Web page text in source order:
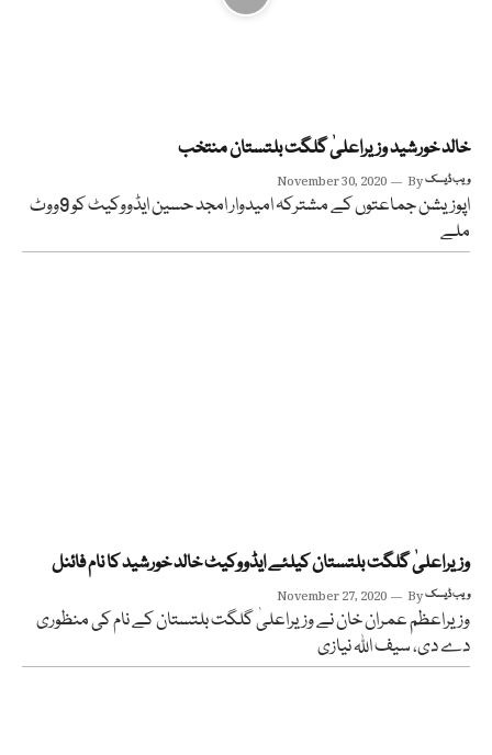
خالد خورشید وزیراعلیٰ گلگت بلتستان منتخب
November 30, 2020 Byویب ڈیسک
اپوزیشن جماعتوں کے مشترکہ امیدوار امجد حسین ایڈووکیٹ کو 9ووٹ
ملے
وزیراعلیٰ گلگت بلتستان کیلئے ایڈووکیٹ خالد خورشید کا نام فائنل
November 27, 2020 Byویب ڈیسک
وزیراعظم عمران خان نے وزیراعلیٰ گلگت بلتستان کے نام کی منظوری
دے دی، سیف اللہ نیازی